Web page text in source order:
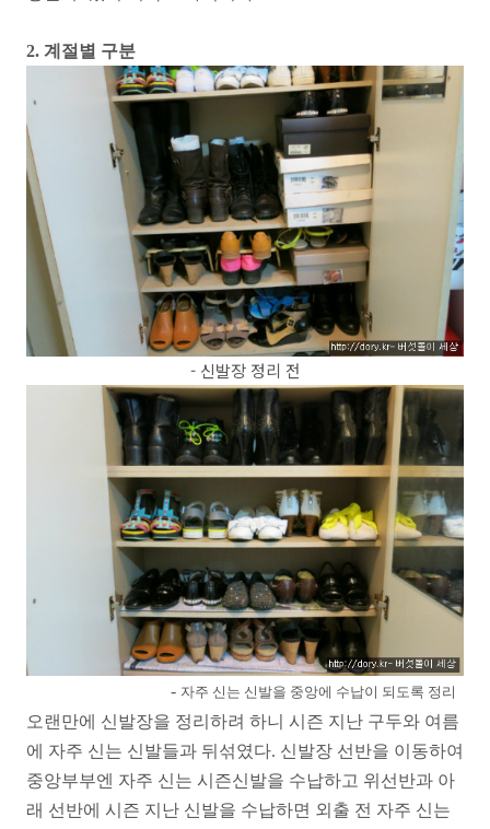
2. 계절별 구분
- 신발장 정리 전
- 자주 신는 신발을 중앙에 수납이 되도록 정리
오랜만에 신발장을 정리하려 하니 시즌 지난 구두와 여름
에 자주 신는 신발들과 뒤섞였다. 신발장 선반을 이동하여
중앙부부엔 자주 신는 시즌신발을 수납하고 위선반과 아
래 선반에 시즌 지난 신발을 수납하면 외출 전 자주 신는